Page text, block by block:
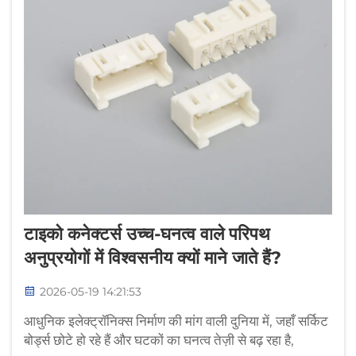
टाइको कनेक्टर्स उच्च-घनत्व वाले परिपथ
अनुप्रयोगों में विश्वसनीय क्यों माने जाते हैं?
2026-05-19 14:21:53
आधुनिक इलेक्ट्रॉनिक्स निर्माण की मांग वाली दुनिया में, जहाँ सर्किट
बोर्ड्स छोटे हो रहे हैं और घटकों का घनत्व तेज़ी से बढ़ रहा है,